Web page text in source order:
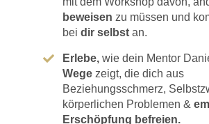
beweisen zu müssen und
bei dir selbst an.
Erlebe, wie dein Mentor
Wege zeigt, die dich aus
Beziehungsschmerz,
körperlichen Problemen &
Erschöpfung befreien.